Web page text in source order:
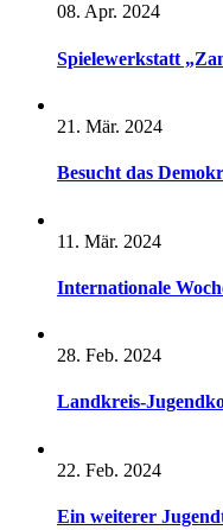
08. Apr. 2024
Spielewerkstatt
21. Mär. 2024
Besucht das
11. Mär. 2024
Internationale
28. Feb. 2024
Landkreis-
22. Feb. 2024
Ein weiterer